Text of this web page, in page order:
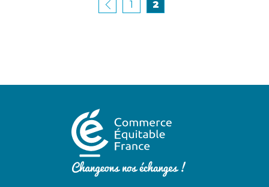
1 2